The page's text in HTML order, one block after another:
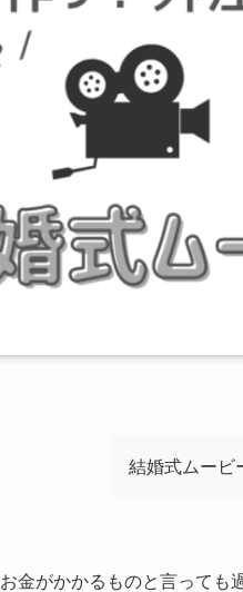
結婚式ムービ
金がかかるものと言っても